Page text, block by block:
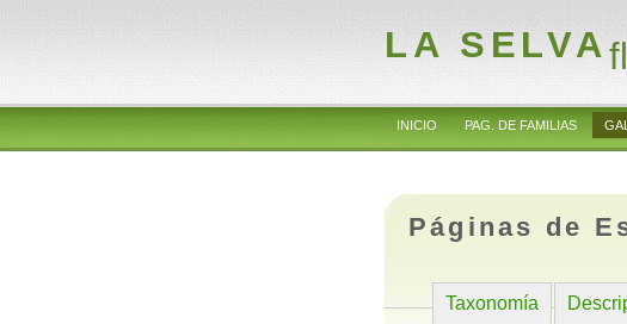
LA SELVA
INICIO PAG. DE FAMILIAS
Páginas de
Taxonomía